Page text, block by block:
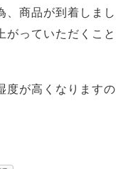
、商品が到着しまし
がっていただくこと
度が高くなりますの